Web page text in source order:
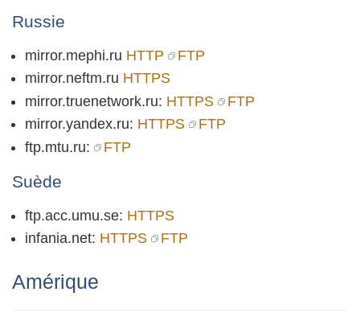
Russie
mirror.mephi.ru HTTP
FTP
mirror.neftm.ru HTTPS
mirror.truenetwork.ru: HTTPS
FTP
mirror.yandex.ru: HTTPS
FTP
ftp.mtu.ru:
FTP
Suède
ftp.acc.umu.se: HTTPS
infania.net: HTTPS FTP
Amérique